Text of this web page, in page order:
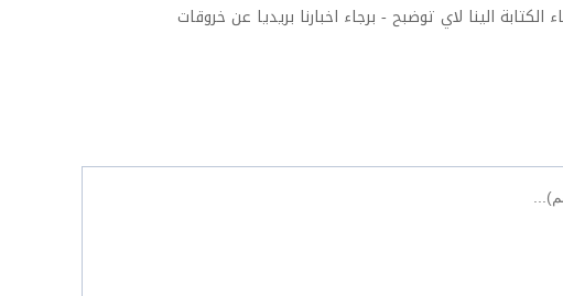
الكتابة الينا لاي توضبح - برجاء اخبارنا بريديا عن خروقات